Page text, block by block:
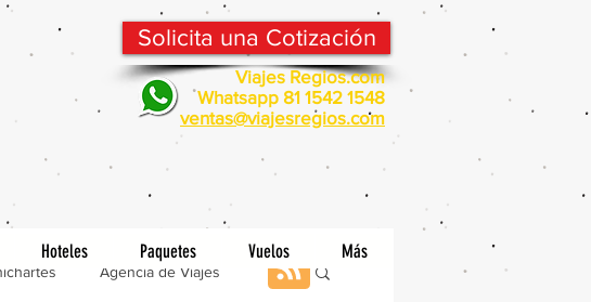
Solicita una Cotización
Viajes Regios.com
Whatsapp 81 1542 1548
ventas@viajesregios.com
Hoteles Paquetes Vuelos Más
Agencia de Viajes